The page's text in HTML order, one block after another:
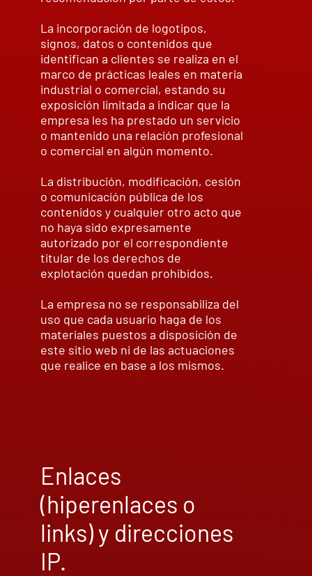
La incorporación de logotipos,
signos, datos o contenidos que
identifican a clientes se realiza en el
marco de prácticas leales en materia
industrial o comercial, estando su
exposición limitada a indicar que la
empresa les ha prestado un servicio
o mantenido una relación profesional
o comercial en algún momento.
La distribución, modificación, cesión
o comunicación pública de los
contenidos y cualquier otro acto que
no haya sido expresamente
autorizado por el correspondiente
titular de los derechos de
explotación quedan prohibidos.
La empresa no se responsabiliza del
uso que cada usuario haga de los
materiales puestos a disposición de
este sitio web ni de las actuaciones
que realice en base a los mismos.
Enlaces
(hiperenlaces o
links) y direcciones
IP.